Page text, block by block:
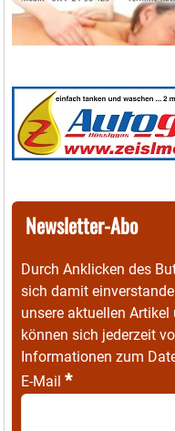
Newsletter-Abo
Durch Anklicken des
sich damit
unsere aktuellen
können sich jederzeit
Informationen zum
E-Mail *